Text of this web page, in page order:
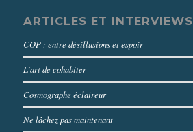
ARTICLES ET INTERVIEWS
COP : entre désillusions et espoir
L’art de cohabiter
Cosmographe éclaireur
Ne lâchez pas maintenant